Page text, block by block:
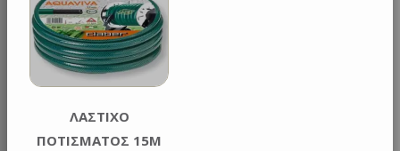
ΛΑΣΤΙΧΟ
ΠΟΤΙΣΜΑΤΟΣ 15M